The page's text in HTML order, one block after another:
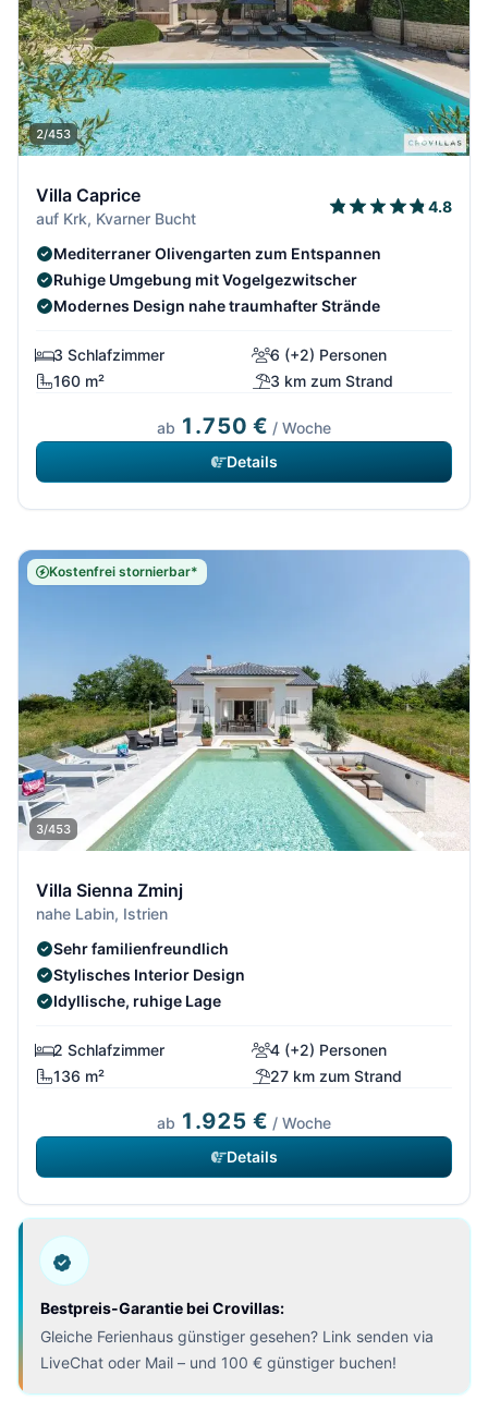
2/453
Villa Caprice
auf Krk, Kvarner Bucht
4.8
Mediterraner Olivengarten zum Entspannen
Ruhige Umgebung mit Vogelgezwitscher
Modernes Design nahe traumhafter Strände
3 Schlafzimmer
6 (+2) Personen
160 m²
3 km zum Strand
ab 1.750 € / Woche
Details
Kostenfrei stornierbar*
3/453
Villa Sienna Zminj
nahe Labin, Istrien
Sehr familienfreundlich
Stylisches Interior Design
Idyllische, ruhige Lage
2 Schlafzimmer
4 (+2) Personen
136 m²
27 km zum Strand
ab 1.925 € / Woche
Details
Bestpreis-Garantie bei Crovillas:
Gleiche Ferienhaus günstiger gesehen? Link senden via
LiveChat oder Mail – und 100 € günstiger buchen!